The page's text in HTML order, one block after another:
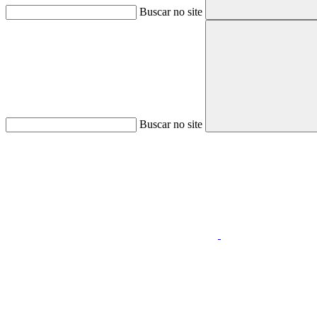
Buscar no site
Buscar no site